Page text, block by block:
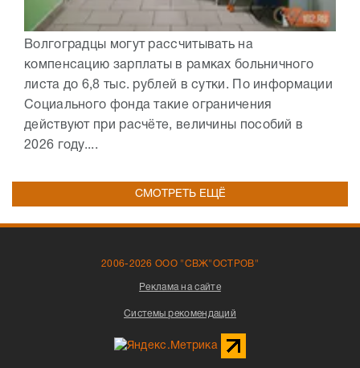
Волгоградцы могут рассчитывать на
компенсацию зарплаты в рамках больничного
листа до 6,8 тыс. рублей в сутки. По информации
Социального фонда такие ограничения
действуют при расчёте, величины пособий в
2026 году....
СМОТРЕТЬ ЕЩЁ
2006-2026 ООО "СВЖ"ОСТРОВ"
Реклама на сайте
Системы рекомендаций